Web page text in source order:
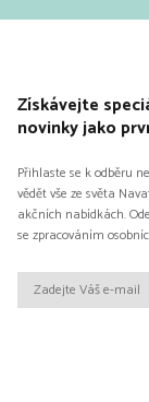
Získávejte
novinky jako
Přihlaste se k odběru
vědět vše ze světa
akčních nabídkách.
se zpracováním